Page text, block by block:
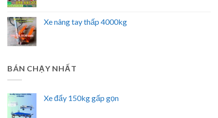
Xe nâng tay thấp 4000kg
BÁN CHẠY NHẤT
Xe đẩy 150kg gấp gọn